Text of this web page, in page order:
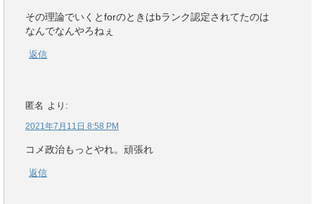
その理論でいくとforのときはbランク認定されてたのは
なんでなんやろねぇ
返信
匿名 より:
2021年7月11日 8:58 PM
コメ政治もっとやれ。頑張れ
返信